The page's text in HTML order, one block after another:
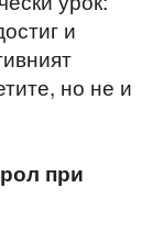
и
но не и
при